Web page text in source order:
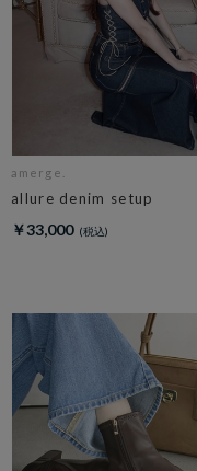
amerge.
allure denim setup
￥33,000